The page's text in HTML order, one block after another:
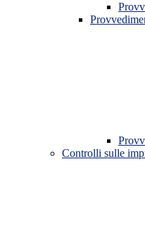
Controlli sulle